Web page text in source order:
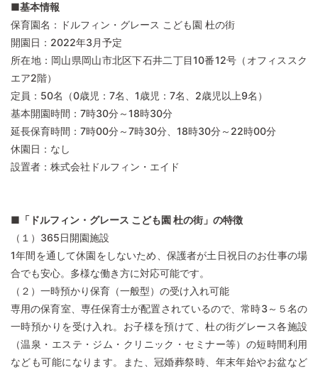
■基本情報
保育園名：ドルフィン・グレース こども園 杜の街
開園日：2022年3月予定
所在地：岡山県岡山市北区下石井二丁目10番12号（オフィススク
エア2階）
定員：50名（0歳児：7名、1歳児：7名、2歳児以上9名）
基本開園時間：7時30分～18時30分
延長保育時間：7時00分～7時30分、18時30分～22時00分
休園日：なし
設置者：株式会社ドルフィン・エイド
■「ドルフィン・グレース こども園 杜の街」の特徴
（１）365日開園施設
1年間を通して休園をしないため、保護者が土日祝日のお仕事の場
合でも安心。多様な働き方に対応可能です。
（２）一時預かり保育（一般型）の受け入れ可能
専用の保育室、専任保育士が配置されているので、常時3～５名の
一時預かりを受け入れ。お子様を預けて、杜の街グレース各施設
（温泉・エステ・ジム・クリニック・セミナー等）の短時間利用
なども可能になります。また、冠婚葬祭時、年末年始やお盆など